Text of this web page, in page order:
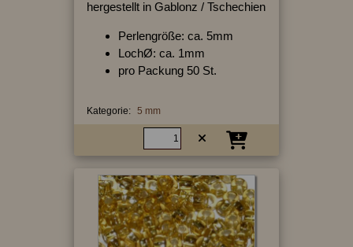
hergestellt in Gablonz / Tschechien
Perlengröße: ca. 5mm
LochØ: ca. 1mm
pro Packung 50 St.
Kategorie: 5 mm